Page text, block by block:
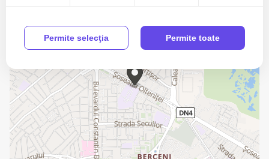
Permite selecţia Permite toate